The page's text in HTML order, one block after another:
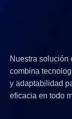
Nuestra solución
combina
y adaptabilidad
eficacia en todo